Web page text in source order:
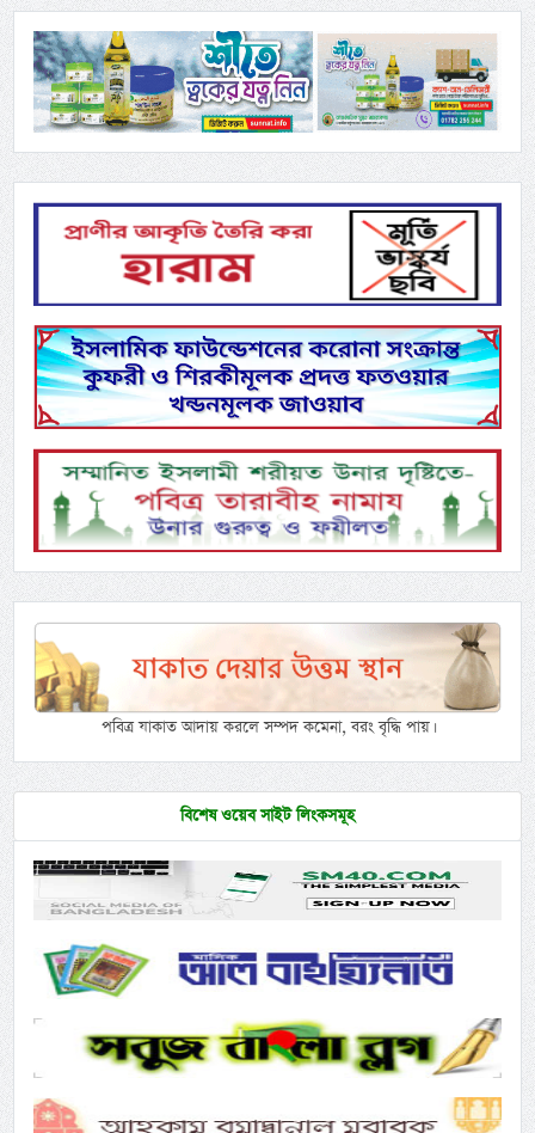
পবিত্র যাকাত আদায় করলে সম্পদ কমেনা, বরং বৃদ্ধি পায়।
বিশেষ ওয়েব সাইট লিংকসমূহ